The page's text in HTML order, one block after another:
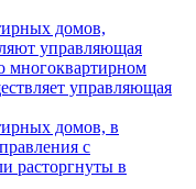
домов,
управляющая
многоквартирном
управляющая
домов, в
с
расторгнуты в